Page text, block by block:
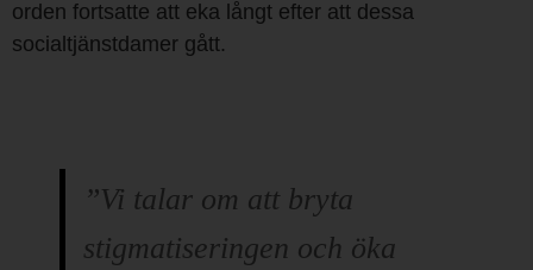
orden fortsatte att eka långt efter att dessa
socialtjänstdamer gått.
”Vi talar om att bryta
stigmatiseringen och öka